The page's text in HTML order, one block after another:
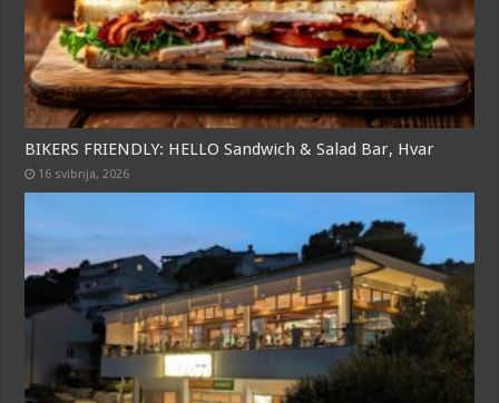
BIKERS FRIENDLY: HELLO Sandwich & Salad Bar, Hvar
16 svibnja, 2026